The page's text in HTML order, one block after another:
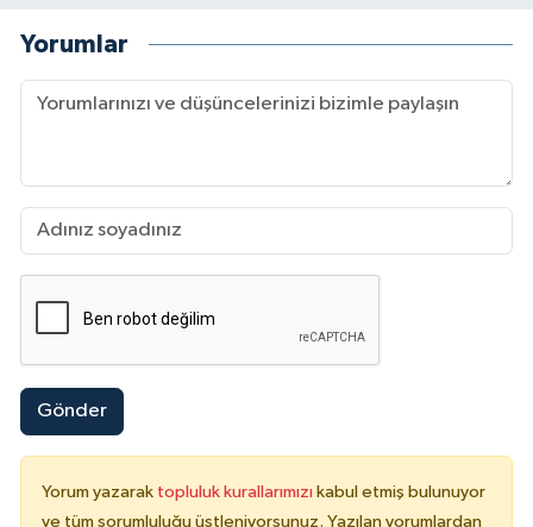
Yorumlar
Gönder
Yorum yazarak topluluk kurallarımızı kabul etmiş bulunuyor
ve tüm sorumluluğu üstleniyorsunuz. Yazılan yorumlardan